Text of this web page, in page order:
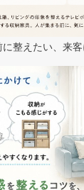
に整えたい、来